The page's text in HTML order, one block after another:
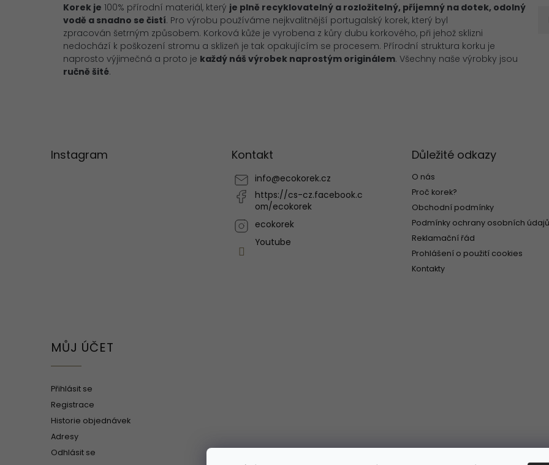
Korek je 100% přírodní materiál, který je plně recyklovatelný a rozložitelný, příjemný na dotek, odolný
vodě a snadno se čistí. Pro výrobu používáme nejkvalitnější portugalský korek, který byl
zpracován šetrným způsobem. Korková kůže je vyrobena z kůry dubu korkového, při jehož sklizni
nedochází k poškození stromu a sklizeň je tak opakujícím se procesem. Přírodní struktura korku je
naprosto výjimečná a proto je každý náš výrobek naprostým originálem. Všechny naše výrobky jsou
ručně šité.
Instagram Kontakt
info@ecokorek.cz
https://cs-cz.facebook.c
om/ecokorek
ecokorek
Youtube
Důležité odkazy
O nás
Proč korek?
Obchodní podmínky
Podmínky ochrany osobních údajů
Reklamační řád
Prohlášení o použití cookies
Kontakty
MŮJ ÚČET
Přihlásit se
Registrace
Historie objednávek
Adresy
Odhlásit se